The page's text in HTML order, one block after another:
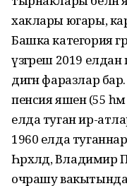
хаклары югары,
Башка категория
үзгәреш 2019 елдан
дигән фаразлар
пенсия яшенә (55 һәм
елда туган ир-
1960 елда
Һәрхәлдә,
очрашу вакытында